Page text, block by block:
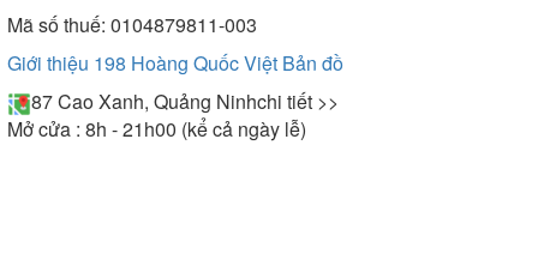
Mã số thuế: 0104879811-003
Giới thiệu 198 Hoàng Quốc Việt Bản đồ
87 Cao Xanh, Quảng Ninhchi tiết >>
Mở cửa : 8h - 21h00 (kể cả ngày lễ)